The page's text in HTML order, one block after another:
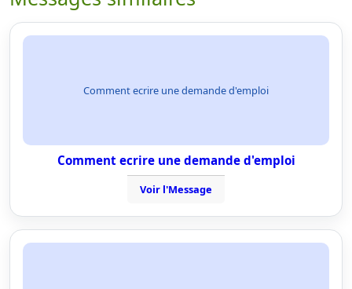
Comment ecrire une demande d'emploi
Comment ecrire une demande d'emploi
Voir l'Message